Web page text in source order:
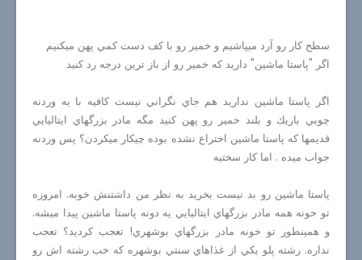
سطح كار رو آرد ميپاشيم و خمير رو با كف دست كمي پهن ميكنيم
اگر "پاستا ماشين" داريد كه خمير رو از باز ترين درجه رد كنيد
اگر پاستا ماشين نداريد هم جاي نگراني نيست كافيه با يه وردنه
چوبي باريك و بلند خمير رو پهن كنيد مگه مادر بزرگهاي ايتاليايي
قديمها كه پاستا ماشين اختراع نشده بوده چيكار ميكردن؟ پس وردنه
جواب ميده . اما كار سختيه
پاستا ماشين رو بد نيست بخريد به نظر من داشتنش خوبه. امروزه
تو خونه همه مادر بزرگهاي ايتاليايي يه دونه پاستا ماشين پيدا ميشه.
و همينطور تو خونه مادر بزرگهاي بوشهري! تعجب كرديد؟ تعجب
نداره. رشته پلو يكي از غذاهاي سنتي بوشهره كه خب رشته اش رو